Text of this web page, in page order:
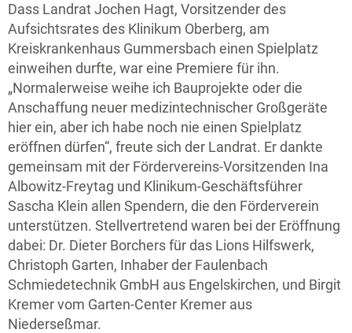
Dass Landrat Jochen Hagt, Vorsitzender des
Aufsichtsrates des Klinikum Oberberg, am
Kreiskrankenhaus Gummersbach einen Spielplatz
einweihen durfte, war eine Premiere für ihn.
„Normalerweise weihe ich Bauprojekte oder die
Anschaffung neuer medizintechnischer Großgeräte
hier ein, aber ich habe noch nie einen Spielplatz
eröffnen dürfen“, freute sich der Landrat. Er dankte
gemeinsam mit der Fördervereins-Vorsitzenden Ina
Albowitz-Freytag und Klinikum-Geschäftsführer
Sascha Klein allen Spendern, die den Förderverein
unterstützen. Stellvertretend waren bei der Eröffnung
dabei: Dr. Dieter Borchers für das Lions Hilfswerk,
Christoph Garten, Inhaber der Faulenbach
Schmiedetechnik GmbH aus Engelskirchen, und Birgit
Kremer vom Garten-Center Kremer aus
Niederseßmar.